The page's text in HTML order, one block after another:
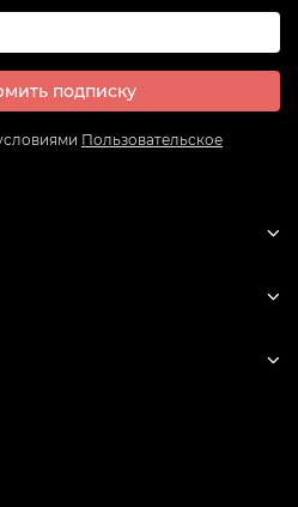
подписку
Пользовательское